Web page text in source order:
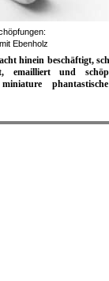
Ebenholz
hinein beschäftigt,
emailliert und